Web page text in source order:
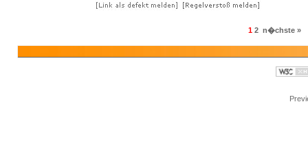
1 2 n�chste »